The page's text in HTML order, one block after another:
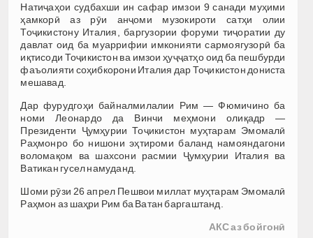
Натиҷаҳои судбахши ин сафар имзои 9 санади муҳими
ҳамкорӣ аз рӯи анҷоми музокироти сатҳи олии
Тоҷикистону Италия, баргузории форуми тиҷоратии ду
давлат оид ба муаррифии имконияти сармоягузорӣ ба
иқтисоди Тоҷикистон ва имзои ҳуҷҷатҳо оид ба пешбурди
фаъолияти соҳибкорони Италия дар Тоҷикистон дониста
мешавад.
Дар фурудгоҳи байналмилалии Рим — Фюмичино ба
номи Леонардо да Винчи меҳмони олиқадр —
Президенти Ҷумҳурии Тоҷикистон муҳтарам Эмомалӣ
Раҳмонро бо нишони эҳтироми баланд намояндагони
воломақом ва шахсони расмии Ҷумҳурии Италия ва
Ватикан гусел намуданд.
Шоми рӯзи 26 апрел Пешвои миллат муҳтарам Эмомалӣ
Раҳмон аз шаҳри Рим ба Ватан баргаштанд.
АКС аз бойгонӣ